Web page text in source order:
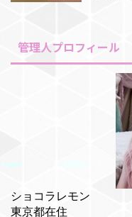
管理人プロフィール
ショコラレモン
東京都在住